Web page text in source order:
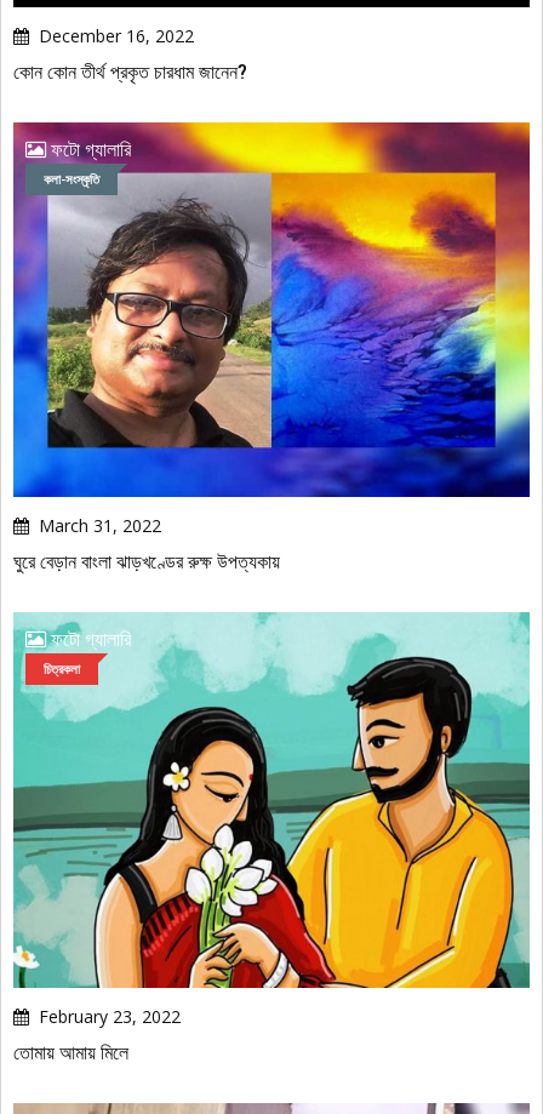
December 16, 2022
কোন কোন তীর্থ প্রকৃত চারধাম জানেন?
ফটো গ্যালারি
কলা-সংস্কৃতি
March 31, 2022
ঘুরে বেড়ান বাংলা ঝাড়খণ্ডের রুক্ষ উপত্যকায়
ফটো গ্যালারি
চিত্রকলা
February 23, 2022
তোমায় আমায় মিলে